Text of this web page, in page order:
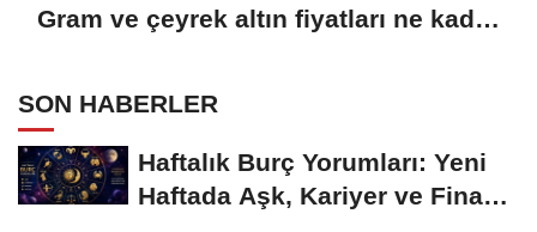
Gram ve çeyrek altın fiyatları ne kadar
SON HABERLER
Haftalık Burç Yorumları: Yeni
Haftada Aşk, Kariyer ve Finans